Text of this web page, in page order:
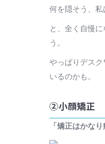
何を隠そう、私
と、全く自慢
う。
やっぱりデス
いるのかも。
②小顔矯正
「矯正はかな